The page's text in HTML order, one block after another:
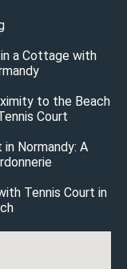
a Cottage with
to the Beach
Court
Normandy: A
Tennis Court in